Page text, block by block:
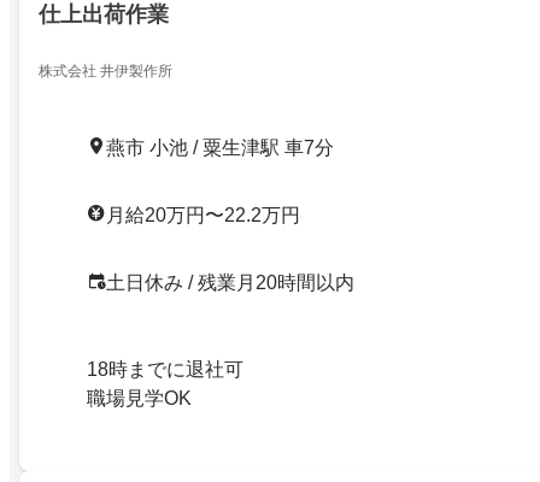
仕上出荷作業
株式会社 井伊製作所
燕市 小池 / 粟生津駅 車7分
月給20万円〜22.2万円
土日休み / 残業月20時間以内
18時までに退社可
職場見学OK